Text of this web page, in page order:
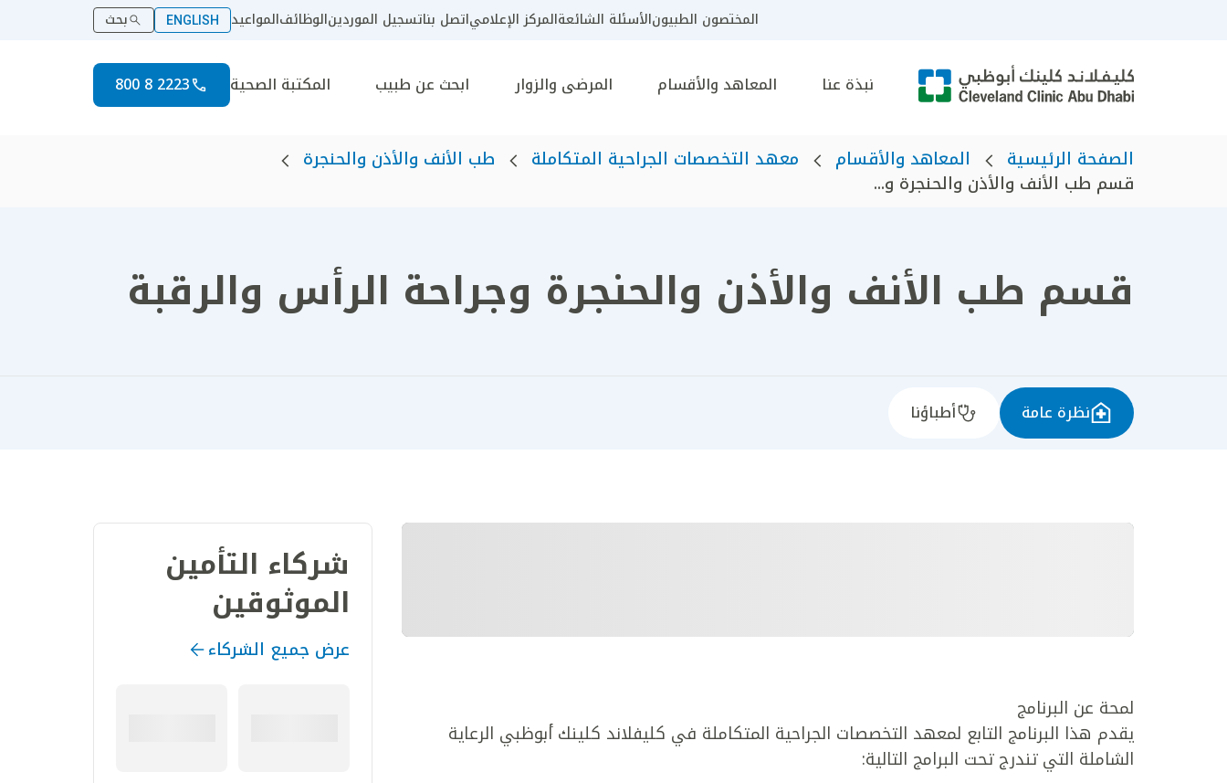
المختصون الطبيونالأسئلة الشائعةالمركز الإعلامياتصل بناتسجيل الموردينالوظائفالمواعيد ENGLISH بحث
نبذة عنا المعاهد والأقسام المرضى والزوار ابحث عن طبيب المكتبة الصحية 2223 8 800
الصفحة الرئيسية المعاهد والأقسام معهد التخصصات الجراحية المتكاملة طب الأنف والأذن والحنجرة
قسم طب الأنف والأذن والحنجرة و...
قسم طب الأنف والأذن والحنجرة وجراحة الرأس والرقبة
نظرة عامة أطباؤنا
لمحة عن البرنامج
يقدم هذا البرنامج التابع لمعهد التخصصات الجراحية المتكاملة في كليفلاند كلينك أبوظبي الرعاية
الشاملة التي تندرج تحت البرامج التالية:
شركاء التأمين
الموثوقين
عرض جميع الشركاء